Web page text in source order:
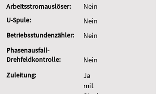
Arbeitsstromauslöser:
U-Spule:
Nein
Nein
Betriebsstundenzähler: Nein
Phasenausfall-
Drehfeldkontrolle:
Nein
Zuleitung:
Ja
mit